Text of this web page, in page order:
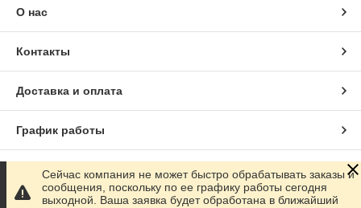
О нас
Контакты
Доставка и оплата
График работы
Полная версия сайта
Сейчас компания не может быстро обрабатывать заказы и
сообщения, поскольку по ее графику работы сегодня
выходной. Ваша заявка будет обработана в ближайший